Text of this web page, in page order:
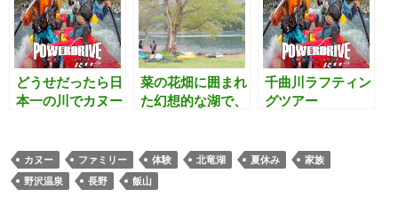
どうせだったら日
本一の川でカヌー
菜の花畑に囲まれ
た幻想的な湖で、
か！
千曲川ラフティン
グツアー
カヌー ファミリー 体験 北竜湖 夏休み
家族
野沢温泉
長野 飯山